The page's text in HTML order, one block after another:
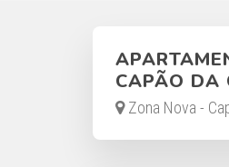
CAPÃO DA
Zona Nova -